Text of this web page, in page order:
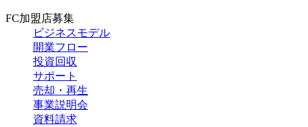
FC加盟店募集
ビジネスモデル
開業フロー
投資回収
サポート
売却・再生
事業説明会
資料請求